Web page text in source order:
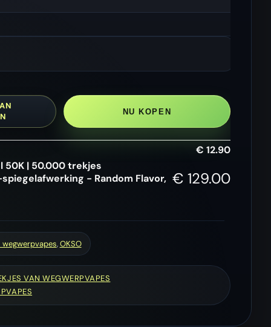
NU KOPEN
€ 12.90
50K | 50.000 trekjes
- Random Flavor, € 129.00
,OKSO
VAN WEGWERPVAPES